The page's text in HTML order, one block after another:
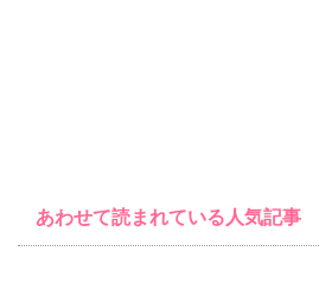
あわせて読まれている人気記事